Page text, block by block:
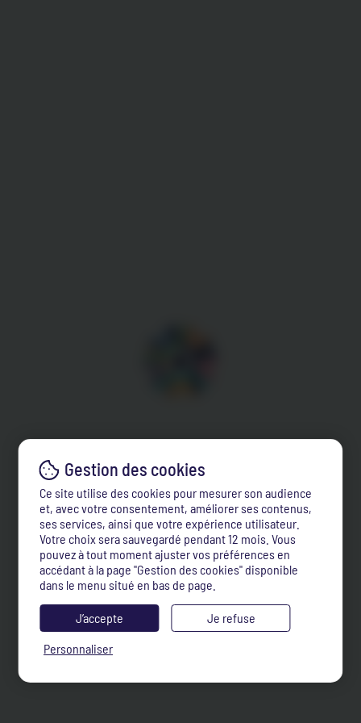
Ce site utilise des cookies pour mesurer son audience
et, avec votre consentement, améliorer ses contenus,
ses services, ainsi que votre expérience utilisateur.
Votre choix sera sauvegardé pendant 12 mois. Vous
pouvez à tout moment ajuster vos préférences en
accédant à la page "Gestion des cookies" disponible
dans le menu situé en bas de page.
J’accepte
Je refuse
Personnaliser